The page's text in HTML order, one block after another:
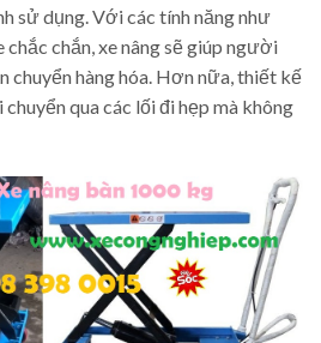
sử dụng. Với các tính năng như
chắc chắn, xe nâng sẽ giúp người
chuyển hàng hóa. Hơn nữa, thiết kế
qua các lối đi hẹp mà không